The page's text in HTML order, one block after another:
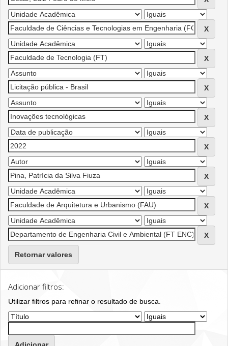
Retornar valores
Adicionar filtros:
Utilizar filtros para refinar o resultado de busca.